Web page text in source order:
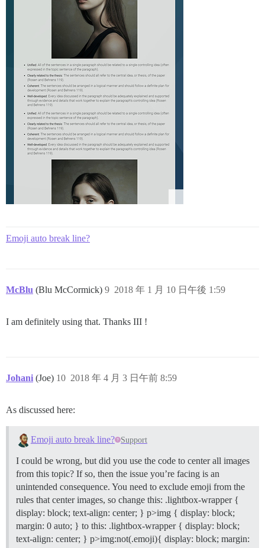
Emoji auto break line?
McBlu (Blu McCormick) 2018 年 1 月 10 日午後 1:59
9
I am definitely using that. Thanks III !
Johani (Joe) 2018 年 4 月 3 日午前 8:59
10
As discussed here:
Emoji auto break line? Support
I could be wrong, but did you use the code to center all images
from this topic? If so, then the issue you’re facing is an
unintended consequence. You need to exclude emoji from the
rules that center images, so change this: .lightbox-wrapper {
display: block; text-align: center; } p>img { display: block;
margin: 0 auto; } to this: .lightbox-wrapper { display: block;
text-align: center; } p>img:not(.emoji){ display: block; margin: